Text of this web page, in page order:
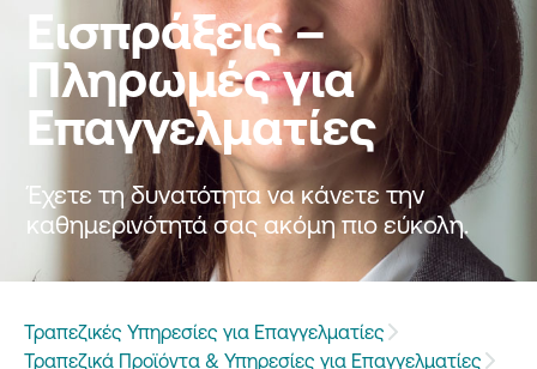
Εισπράξεις –
Πληρωμές για
Επαγγελματίες
Έχετε τη δυνατότητα να κάνετε την
καθημερινότητά σας ακόμη πιο εύκολη.
Τραπεζικές Υπηρεσίες για Επαγγελματίες
Τραπεζικά Προϊόντα & Υπηρεσίες για Επαγγελματίες